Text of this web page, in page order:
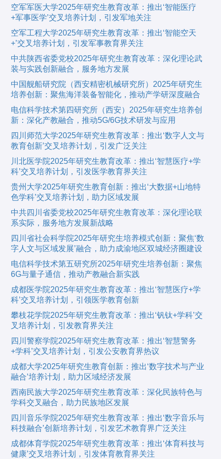
空军军医大学2025年研究生教育改革：推出‘智能医疗
+军事医学’交叉培养计划，引发军地关注
空军工程大学2025年研究生教育改革：推出‘智能空天
+’交叉培养计划，引发军事教育界关注
中共陕西省委党校2025年研究生教育改革：深化理论武
装与实践创新融合，服务地方发展
中国舰船研究院（西安精密机械研究所）2025年研究生
培养创新：聚焦海洋装备智能化，推动产学研深度融合
电信科学技术第四研究所（西安）2025年研究生培养创
新：深化产教融合，推动5G/6G技术研发与应用
四川师范大学2025年研究生教育改革：推出‘数字人文与
教育创新’交叉培养计划，引发广泛关注
川北医学院2025年研究生教育改革：推出‘智慧医疗+学
科’交叉培养计划，引发医学教育界关注
贵州大学2025年研究生教育创新：推出‘大数据+山地特
色学科’交叉培养计划，助力区域发展
中共四川省委党校2025年研究生教育改革：深化理论联
系实际，服务地方发展新战略
四川省社会科学院2025年研究生培养模式创新：聚焦‘数
字人文与区域发展’融合，助力成渝地区双城经济圈建设
电信科学技术第五研究所2025年研究生培养创新：聚焦
6G与量子通信，推动产教融合新实践
成都医学院2025年研究生教育改革：推出‘智慧医疗+学
科’交叉培养计划，引领医学教育创新
攀枝花学院2025年研究生教育改革：推出‘钒钛+学科’交
叉培养计划，引发教育界关注
四川警察学院2025年研究生教育改革：推出‘智慧警务
+学科’交叉培养计划，引发公安教育界热议
成都大学2025年研究生教育创新：推出‘数字技术与产业
融合’培养计划，助力区域经济发展
西南民族大学2025年研究生教育改革：深化民族特色与
学科交叉融合，助力民族地区发展
四川音乐学院2025年研究生教育改革：推出‘数字音乐与
科技融合’创新培养计划，引发艺术教育界广泛关注
成都体育学院2025年研究生教育改革：推出‘体育科技与
健康’交叉培养计划，引发体育教育界关注